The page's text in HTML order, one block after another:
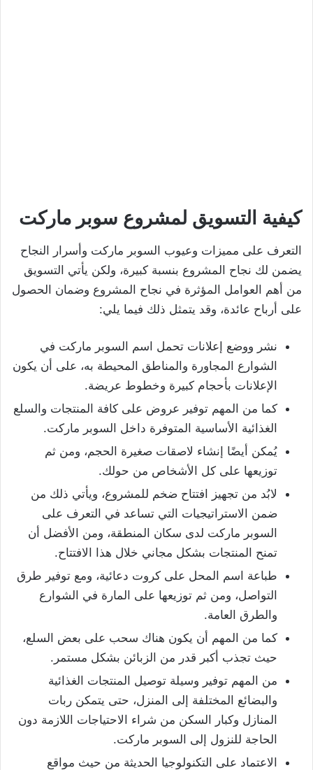
كيفية التسويق لمشروع سوبر ماركت
التعرف على مميزات وعيوب السوبر ماركت وأسرار النجاح
يضمن لك نجاح المشروع بنسبة كبيرة، ولكن يأتي التسويق
من أهم العوامل المؤثرة في نجاح المشروع وضمان الحصول
على أرباح عائدة، وقد يتمثل ذلك فيما يلي:
نشر ووضع إعلانات تحمل اسم السوبر ماركت في
الشوارع المجاورة والمناطق المحيطة به، على أن يكون
الإعلانات بأحجام كبيرة وخطوط عريضة.
كما من المهم توفير عروض على كافة المنتجات والسلع
الغذائية الأساسية المتوفرة داخل السوبر ماركت.
يُمكن أيضًا إنشاء لاصقات صغيرة الحجم، ومن ثم
توزيعها على كل الأشخاص من حولك.
لابُد من تجهيز افتتاح ضخم للمشروع، ويأتي ذلك من
ضمن الاستراتيجيات التي تساعد في التعرف على
السوبر ماركت لدى سكان المنطقة، ومن الأفضل أن
تمنح المنتجات بشكل مجاني خلال هذا الافتتاح.
طباعة اسم المحل على كروت دعائية، ومع توفير طرق
التواصل، ومن ثم توزيعها على المارة في الشوارع
والطرق العامة.
كما من المهم أن يكون هناك سحب على بعض السلع،
حيث تجذب أكبر قدر من الزبائن بشكل مستمر.
من المهم توفير وسيلة توصيل المنتجات الغذائية
والبضائع المختلفة إلى المنزل، حتى يتمكن ربات
المنازل وكبار السكن من شراء الاحتياجات اللازمة دون
الحاجة للنزول إلى السوبر ماركت.
الاعتماد على التكنولوجيا الحديثة من حيث مواقع